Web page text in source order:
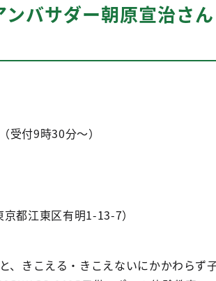
バサダー朝原宣治さ
付9時30分～）
都江東区有明1-13-7）
、きこえる・きこえないにかかわらず